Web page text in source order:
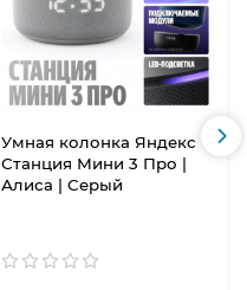
Умная колонка Яндекс
Станция Мини 3 Про |
Алиса | Серый